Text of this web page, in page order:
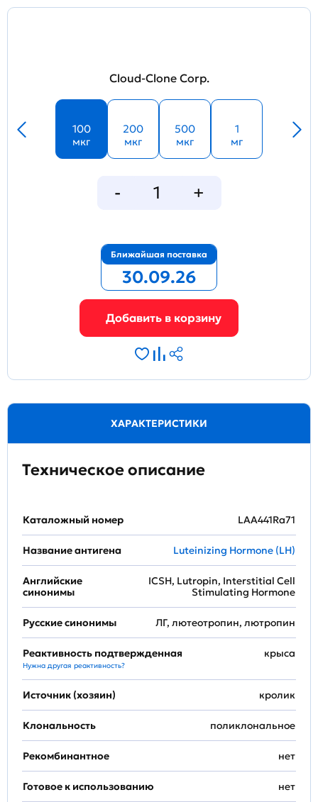
Cloud-Clone Corp.
100
мкг
200
мкг
500
мкг
1
мг
Ближайшая поставка
30.09.26
ХАРАКТЕРИСТИКИ
Техническое описание
Каталожный номер LAA441Ra71
Название антигена Luteinizing Hormone (LH)
Английские
синонимы
ICSH, Lutropin, Interstitial Cell
Stimulating Hormone
Русские синонимы ЛГ, лютеотропин, лютропин
Реактивность подтвержденная
Нужна другая реактивность?
крыса
Источник (хозяин) кролик
Клональность поликлональное
Рекомбинантное нет
Готовое к использованию нет